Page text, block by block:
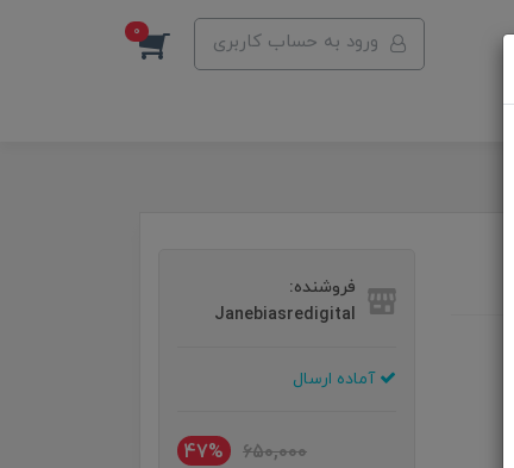
ورود به حساب کاربری 0
فروشنده:
Janebiasredigital
آماده ارسال
650,000
47%